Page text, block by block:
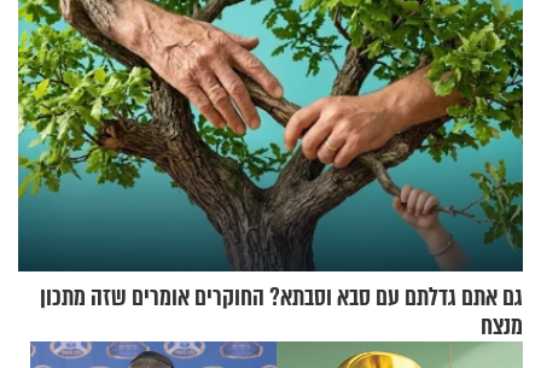
גם אתם גדלתם עם סבא וסבתא? החוקרים אומרים שזה מתכון
מנצח